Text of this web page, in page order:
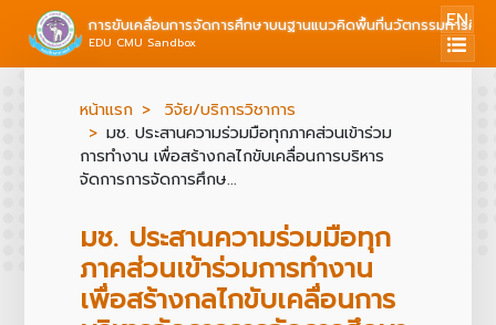
การขับเคลื่อนการจัดการศึกษาบนฐานแนวคิดพื้นที่นวัตกรรมการศึก
EDU CMU Sandbox
EN
หน้าแรก
วิจัย/บริการวิชาการ
มช. ประสานความร่วมมือทุกภาคส่วนเข้าร่วม
การทำงาน เพื่อสร้างกลไกขับเคลื่อนการบริหาร
จัดการการจัดการศึกษ...
มช. ประสานความร่วมมือทุก
ภาคส่วนเข้าร่วมการทำงาน
เพื่อสร้างกลไกขับเคลื่อนการ